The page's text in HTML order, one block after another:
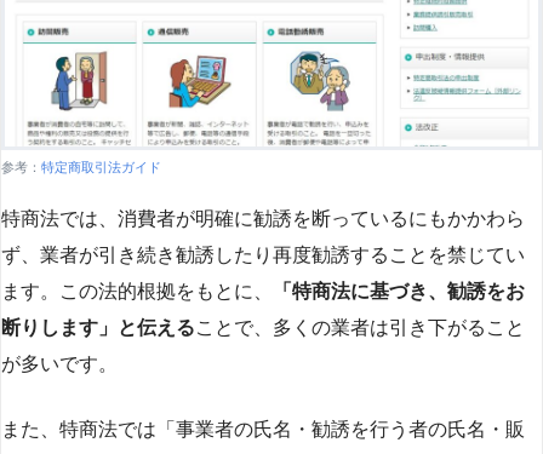
参考： 特定商取引法ガイド
特商法では、消費者が明確に勧誘を断っているにもかかわら
ず、業者が引き続き勧誘したり再度勧誘することを禁じてい
ます。この法的根拠をもとに、
「特商法に基づき、勧誘をお
断りします」と伝えることで、多くの業者は引き下がること
が多いです​​。
また、特商法では「事業者の氏名・勧誘を行う者の氏名・販